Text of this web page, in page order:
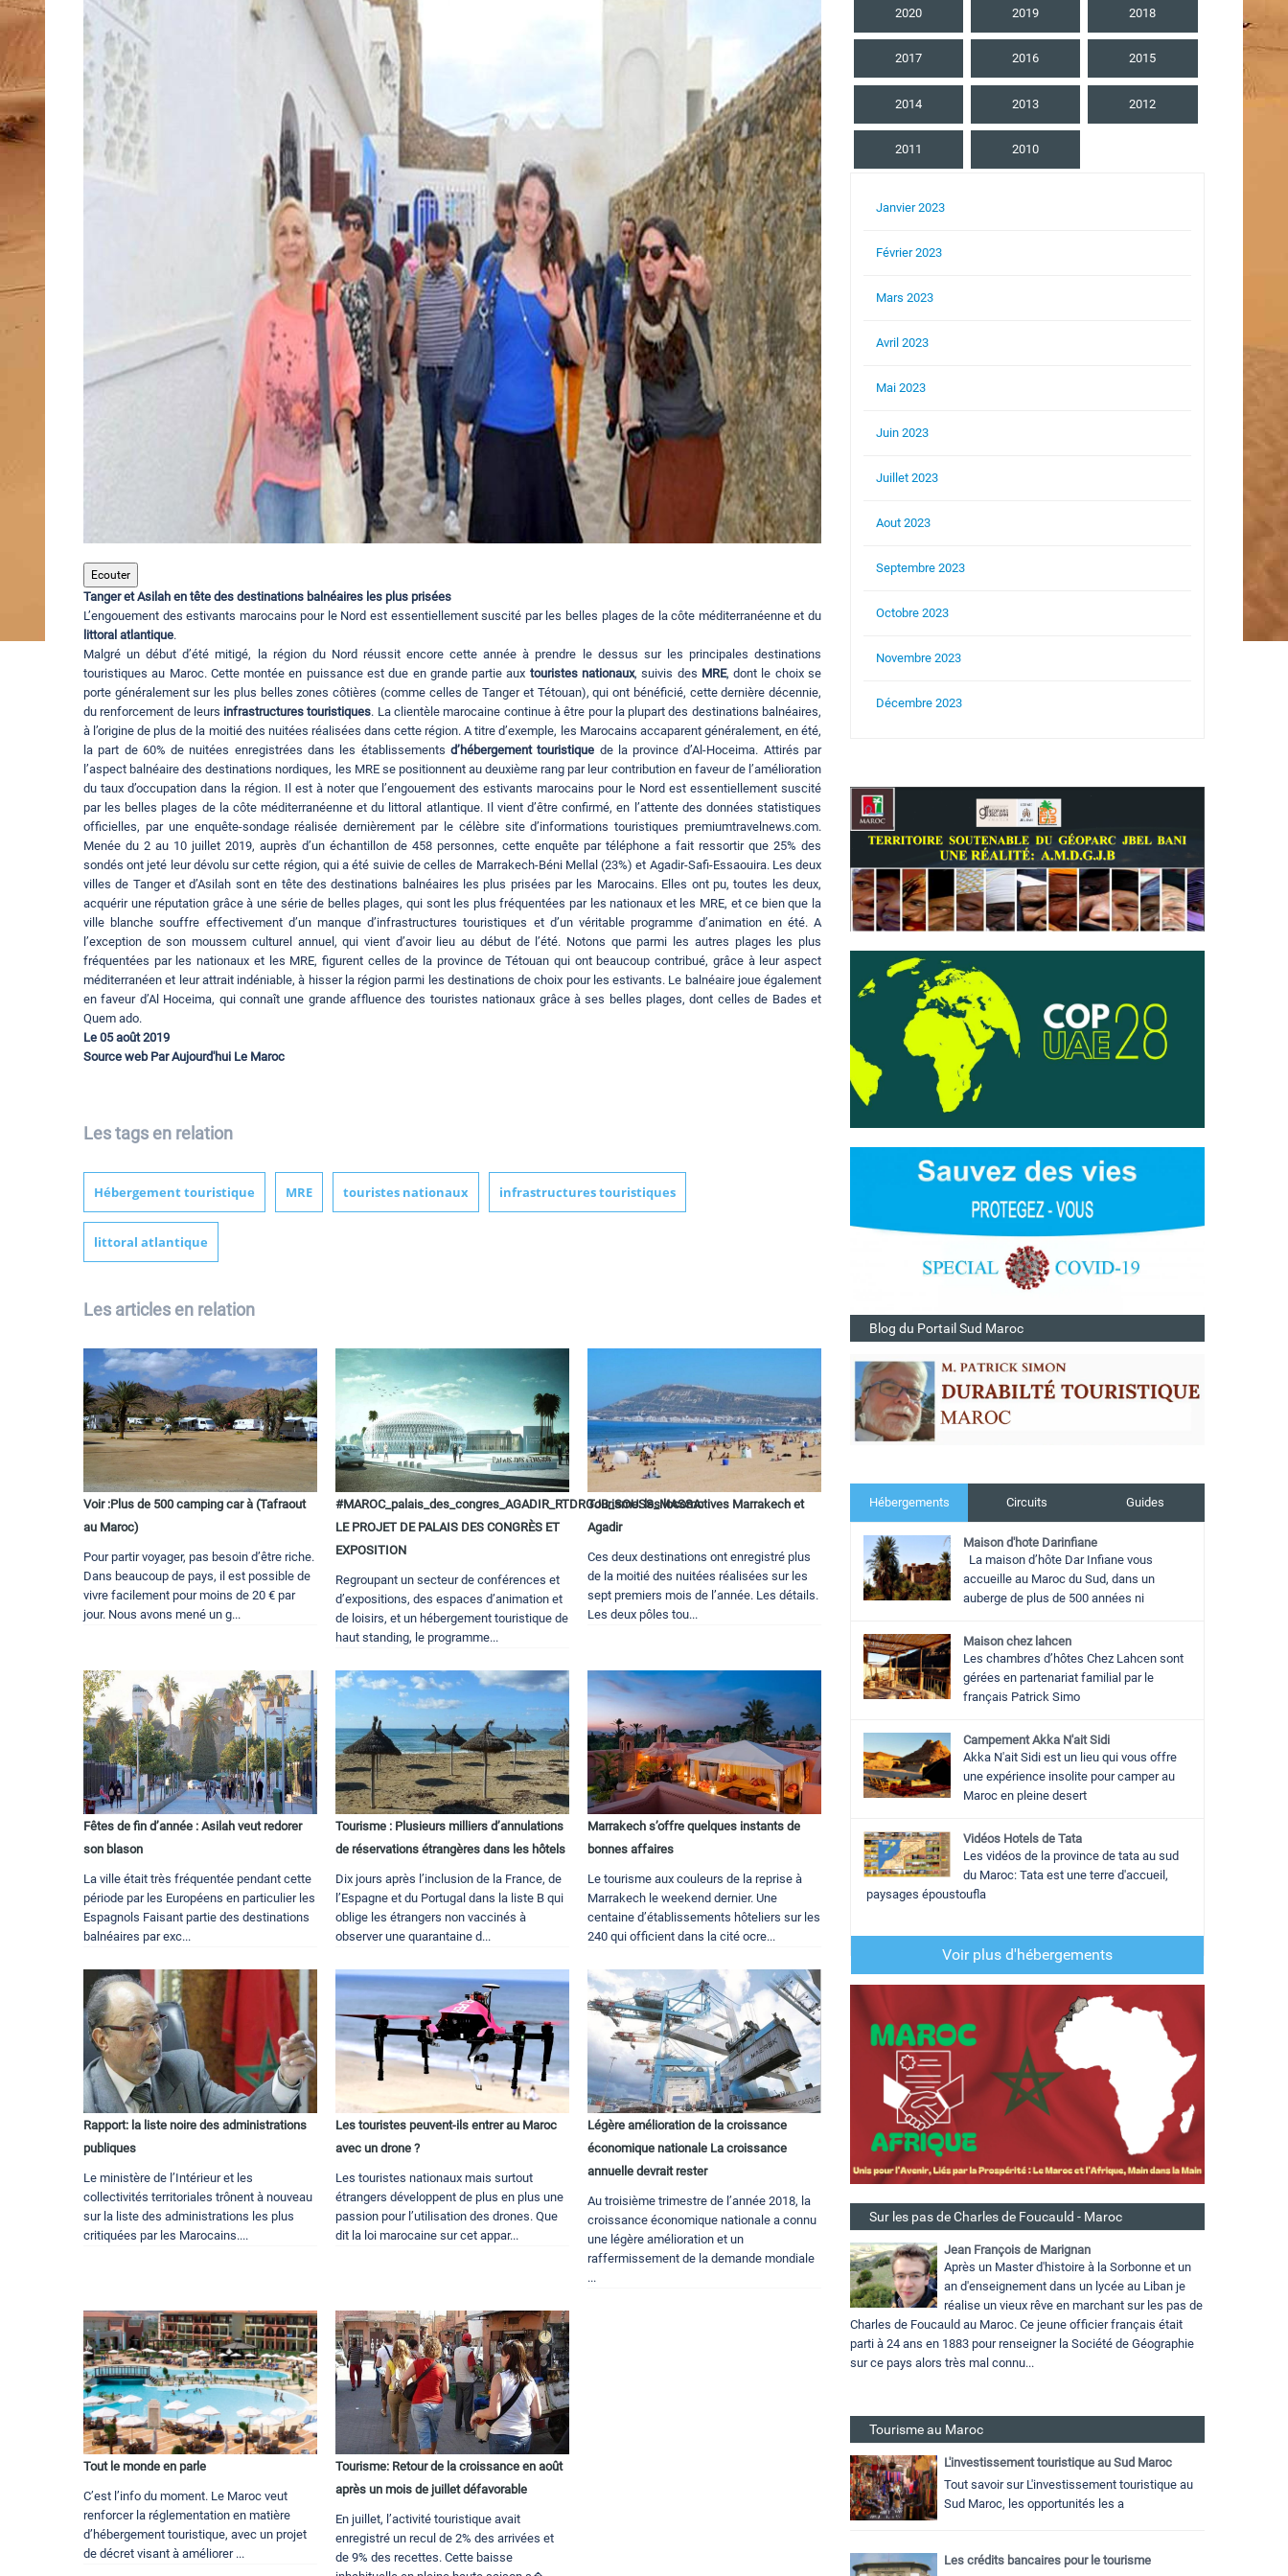
Ecouter
Tanger et Asilah en tête des destinations balnéaires les plus prisées
L’engouement des estivants marocains pour le Nord est essentiellement suscité par les belles plages de la côte méditerranéenne et du
littoral atlantique.
Malgré un début d’été mitigé, la région du Nord réussit encore cette année à prendre le dessus sur les principales destinations
touristiques au Maroc. Cette montée en puissance est due en grande partie aux touristes nationaux, suivis des MRE, dont le choix se
porte généralement sur les plus belles zones côtières (comme celles de Tanger et Tétouan), qui ont bénéficié, cette dernière décennie,
du renforcement de leurs infrastructures touristiques. La clientèle marocaine continue à être pour la plupart des destinations balnéaires,
à l’origine de plus de la moitié des nuitées réalisées dans cette région. A titre d’exemple, les Marocains accaparent généralement, en été,
la part de 60% de nuitées enregistrées dans les établissements d’hébergement touristique de la province d’Al-Hoceima. Attirés par
l’aspect balnéaire des destinations nordiques, les MRE se positionnent au deuxième rang par leur contribution en faveur de l’amélioration
du taux d’occupation dans la région. Il est à noter que l’engouement des estivants marocains pour le Nord est essentiellement suscité
par les belles plages de la côte méditerranéenne et du littoral atlantique. Il vient d’être confirmé, en l’attente des données statistiques
officielles, par une enquête-sondage réalisée dernièrement par le célèbre site d’informations touristiques premiumtravelnews.com.
Menée du 2 au 10 juillet 2019, auprès d’un échantillon de 458 personnes, cette enquête par téléphone a fait ressortir que 25% des
sondés ont jeté leur dévolu sur cette région, qui a été suivie de celles de Marrakech-Béni Mellal (23%) et Agadir-Safi-Essaouira. Les deux
villes de Tanger et d’Asilah sont en tête des destinations balnéaires les plus prisées par les Marocains. Elles ont pu, toutes les deux,
acquérir une réputation grâce à une série de belles plages, qui sont les plus fréquentées par les nationaux et les MRE, et ce bien que la
ville blanche souffre effectivement d’un manque d’infrastructures touristiques et d’un véritable programme d’animation en été. A
l’exception de son moussem culturel annuel, qui vient d’avoir lieu au début de l’été. Notons que parmi les autres plages les plus
fréquentées par les nationaux et les MRE, figurent celles de la province de Tétouan qui ont beaucoup contribué, grâce à leur aspect
méditerranéen et leur attrait indéniable, à hisser la région parmi les destinations de choix pour les estivants. Le balnéaire joue également
en faveur d’Al Hoceima, qui connaît une grande affluence des touristes nationaux grâce à ses belles plages, dont celles de Bades et
Quem ado.
Le 05 août 2019
Source web Par Aujourd'hui Le Maroc
Les tags en relation
Hébergement touristique MRE touristes nationaux infrastructures touristiques
littoral atlantique
Les articles en relation
Voir :Plus de 500 camping car à (Tafraout
au Maroc)
Pour partir voyager, pas besoin d’être riche.
Dans beaucoup de pays, il est possible de
vivre facilement pour moins de 20 € par
jour. Nous avons mené un g...
#MAROC_palais_des_congres_AGADIR_RTDRGJB_SOUSS_MASSA:
LE PROJET DE PALAIS DES CONGRÈS ET
EXPOSITION
Regroupant un secteur de conférences et
d’expositions, des espaces d’animation et
de loisirs, et un hébergement touristique de
haut standing, le programme...
Tourisme: les locomotives Marrakech et
Agadir
Ces deux destinations ont enregistré plus
de la moitié des nuitées réalisées sur les
sept premiers mois de l’année. Les détails.
Les deux pôles tou...
Fêtes de fin d’année : Asilah veut redorer
son blason
La ville était très fréquentée pendant cette
période par les Européens en particulier les
Espagnols Faisant partie des destinations
balnéaires par exc...
Tourisme : Plusieurs milliers d’annulations
de réservations étrangères dans les hôtels
Dix jours après l’inclusion de la France, de
l’Espagne et du Portugal dans la liste B qui
oblige les étrangers non vaccinés à
observer une quarantaine d...
Marrakech s’offre quelques instants de
bonnes affaires
Le tourisme aux couleurs de la reprise à
Marrakech le weekend dernier. Une
centaine d’établissements hôteliers sur les
240 qui officient dans la cité ocre...
Rapport: la liste noire des administrations
publiques
Le ministère de l’Intérieur et les
collectivités territoriales trônent à nouveau
sur la liste des administrations les plus
critiquées par les Marocains....
Les touristes peuvent-ils entrer au Maroc
avec un drone ?
Les touristes nationaux mais surtout
étrangers développent de plus en plus une
passion pour l’utilisation des drones. Que
dit la loi marocaine sur cet appar...
Légère amélioration de la croissance
économique nationale La croissance
annuelle devrait rester
Au troisième trimestre de l’année 2018, la
croissance économique nationale a connu
une légère amélioration et un
raffermissement de la demande mondiale
...
Tout le monde en parle
C’est l’info du moment. Le Maroc veut
renforcer la réglementation en matière
d’hébergement touristique, avec un projet
de décret visant à améliorer ...
Tourisme: Retour de la croissance en août
après un mois de juillet défavorable
En juillet, l’activité touristique avait
enregistré un recul de 2% des arrivées et
de 9% des recettes. Cette baisse
2020 2019 2018
2017 2016 2015
2014 2013 2012
2011 2010
Janvier 2023
Février 2023
Mars 2023
Avril 2023
Mai 2023
Juin 2023
Juillet 2023
Aout 2023
Septembre 2023
Octobre 2023
Novembre 2023
Décembre 2023
Blog du Portail Sud Maroc
Hébergements Circuits Guides
Maison d'hote Darinfiane
La maison d’hôte Dar Infiane vous
accueille au Maroc du Sud, dans un
auberge de plus de 500 années ni
Maison chez lahcen
Les chambres d’hôtes Chez Lahcen sont
gérées en partenariat familial par le
français Patrick Simo
Campement Akka N'ait Sidi
Akka N'ait Sidi est un lieu qui vous offre
une expérience insolite pour camper au
Maroc en pleine desert
Vidéos Hotels de Tata
Les vidéos de la province de tata au sud
du Maroc: Tata est une terre d'accueil,
paysages époustoufla
Voir plus d'hébergements
Sur les pas de Charles de Foucauld - Maroc
Jean François de Marignan
Après un Master d'histoire à la Sorbonne et un
an d'enseignement dans un lycée au Liban je
réalise un vieux rêve en marchant sur les pas de
Charles de Foucauld au Maroc. Ce jeune officier français était
parti à 24 ans en 1883 pour renseigner la Société de Géographie
sur ce pays alors très mal connu...
Tourisme au Maroc
L'investissement touristique au Sud Maroc
Tout savoir sur L'investissement touristique au
Sud Maroc, les opportunités les a
Les crédits bancaires pour le tourisme